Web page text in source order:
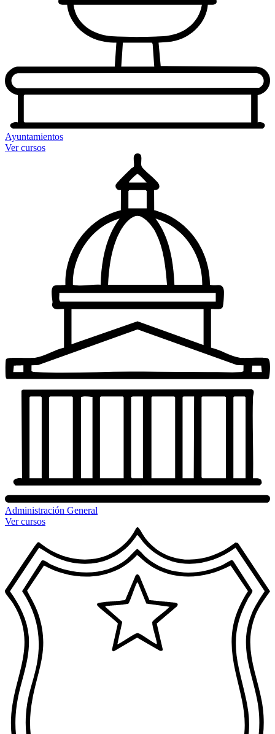
Ayuntamientos
Ver cursos
Administración General
Ver cursos